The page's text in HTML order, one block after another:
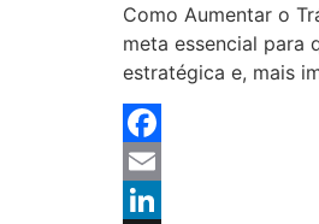
Como Aumentar o
meta essencial para
estratégica e, mais
Facebook
Email